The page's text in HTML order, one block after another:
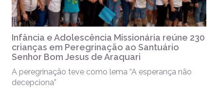
Infância e Adolescência Missionária reúne 230
crianças em Peregrinação ao Santuário
Senhor Bom Jesus de Araquari
A peregrinação teve como lema “A esperança não
decepciona”